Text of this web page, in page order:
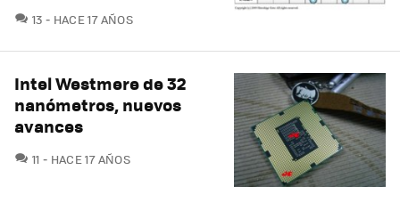
13 COMENTARIOS
HACE 17 AÑOS
Intel Westmere de 32
nanómetros, nuevos
avances
11 COMENTARIOS
HACE 17 AÑOS